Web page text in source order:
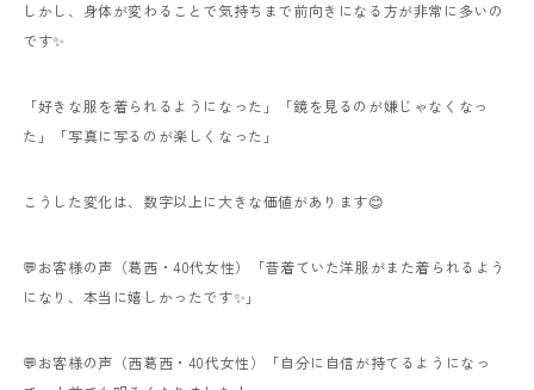
しかし、身体が変わることで気持ちまで前向きになる方が非常に多いの
です✨
「好きな服を着られるようになった」
「鏡を見るのが嫌じゃなくなっ
た」
「写真に写るのが楽しくなった」
こうした変化は、数字以上に大きな価値があります😊
💬お客様の声（葛西・40代女性）
「昔着ていた洋服がまた着られるよう
になり、本当に嬉しかったです✨」
💬お客様の声（西葛西・40代女性）
「自分に自信が持てるようになっ